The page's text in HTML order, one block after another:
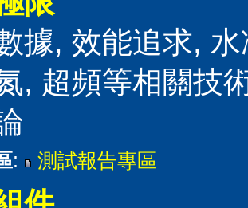
據, 效能追求,
, 超頻等相關技
: 測試報告專區